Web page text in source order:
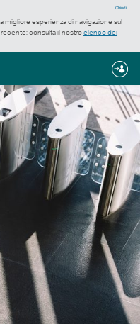
Chiudi
migliore esperienza di navigazione sul
consulta il nostroelenco dei